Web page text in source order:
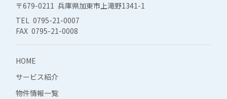
〒679-0211 兵庫県加東市上滝野1341-1
TEL 0795-21-0007
FAX 0795-21-0008
HOME
サービス紹介
物件情報一覧